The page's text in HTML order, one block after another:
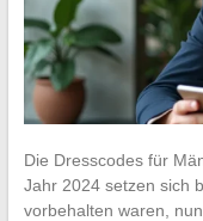
Die Dresscodes für
Jahr 2024 setzen sich
vorbehalten waren,